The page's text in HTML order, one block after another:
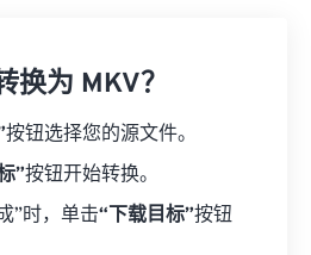
换为 MKV？
按钮选择您的源文件。
”按钮开始转换。
”时，单击“下载目标”按钮